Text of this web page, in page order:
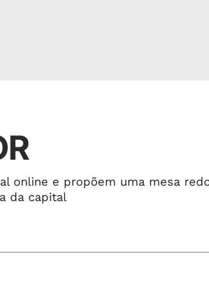
online e propõem uma mesa
da capital